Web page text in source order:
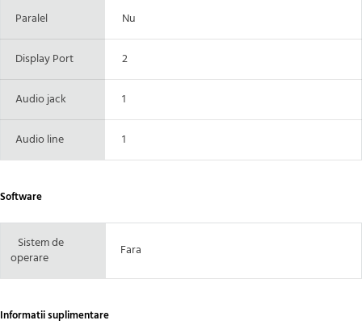
Paralel Nu
Display Port 2
Audio jack 1
Audio line 1
Software
Sistem de
operare
Fara
Informatii suplimentare